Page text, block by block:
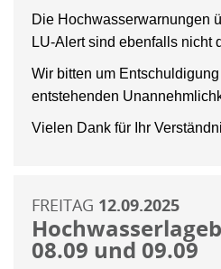
Die Hochwasserwarnungen
LU-Alert sind ebenfalls nicht
Wir bitten um
entstehenden
Vielen Dank für Ihr
FREITAG 12.09.2025
08.09 und 09.09